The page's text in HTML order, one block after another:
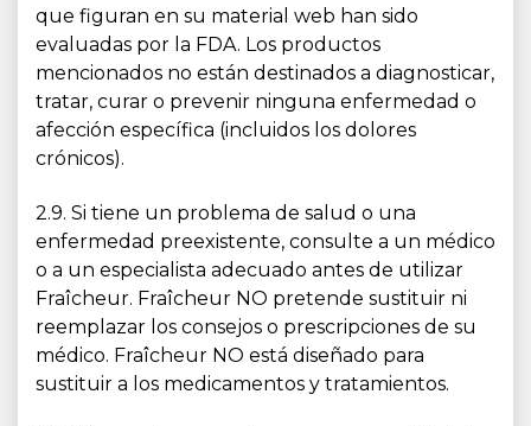
que figuran en su material web han sido
evaluadas por la FDA. Los productos
mencionados no están destinados a diagnosticar,
tratar, curar o prevenir ninguna enfermedad o
afección específica (incluidos los dolores
crónicos).
2.9. Si tiene un problema de salud o una
enfermedad preexistente, consulte a un médico
o a un especialista adecuado antes de utilizar
Fraîcheur. Fraîcheur NO pretende sustituir ni
reemplazar los consejos o prescripciones de su
médico. Fraîcheur NO está diseñado para
sustituir a los medicamentos y tratamientos.